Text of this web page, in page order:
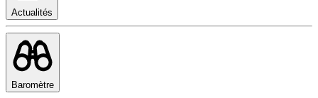
Actualités
Baromètre